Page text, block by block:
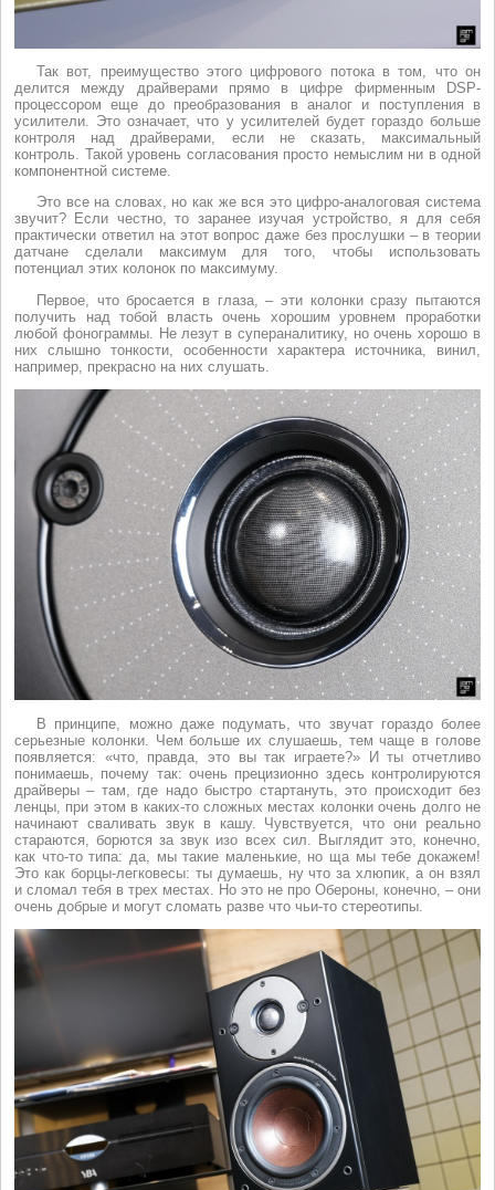
Так вот, преимущество этого цифрового потока в том, что он
делится между драйверами прямо в цифре фирменным DSP-
процессором еще до преобразования в аналог и поступления в
усилители. Это означает, что у усилителей будет гораздо больше
контроля над драйверами, если не сказать, максимальный
контроль. Такой уровень согласования просто немыслим ни в одной
компонентной системе.
Это все на словах, но как же вся это цифро-аналоговая система
звучит? Если честно, то заранее изучая устройство, я для себя
практически ответил на этот вопрос даже без прослушки – в теории
датчане сделали максимум для того, чтобы использовать
потенциал этих колонок по максимуму.
Первое, что бросается в глаза, – эти колонки сразу пытаются
получить над тобой власть очень хорошим уровнем проработки
любой фонограммы. Не лезут в супераналитику, но очень хорошо в
них слышно тонкости, особенности характера источника, винил,
например, прекрасно на них слушать.
В принципе, можно даже подумать, что звучат гораздо более
серьезные колонки. Чем больше их слушаешь, тем чаще в голове
появляется: «что, правда, это вы так играете?» И ты отчетливо
понимаешь, почему так: очень прецизионно здесь контролируются
драйверы – там, где надо быстро стартануть, это происходит без
ленцы, при этом в каких-то сложных местах колонки очень долго не
начинают сваливать звук в кашу. Чувствуется, что они реально
стараются, борются за звук изо всех сил. Выглядит это, конечно,
как что-то типа: да, мы такие маленькие, но ща мы тебе докажем!
Это как борцы-легковесы: ты думаешь, ну что за хлюпик, а он взял
и сломал тебя в трех местах. Но это не про Обероны, конечно, – они
очень добрые и могут сломать разве что чьи-то стереотипы.